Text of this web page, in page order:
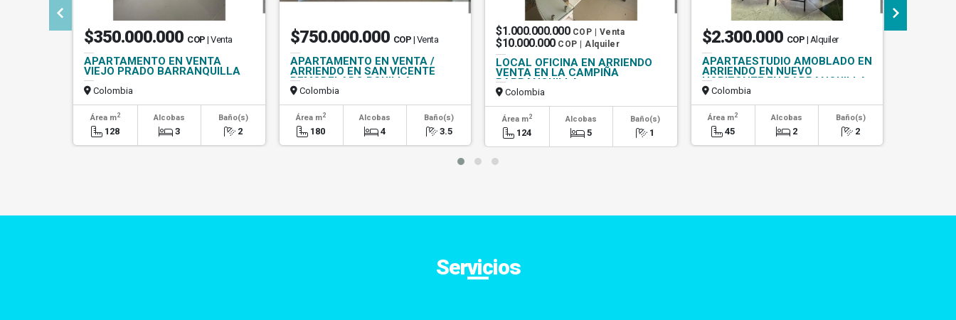
$350.000.000 COP | Venta
APARTAMENTO EN VENTA
VIEJO PRADO BARRANQUILLA
Colombia
Área m2
128
Alcobas
3
Baño(s)
2
$750.000.000 COP | Venta
APARTAMENTO EN VENTA /
ARRIENDO EN SAN VICENTE
REMODELADO BQUILLA
Colombia
Área m2
180
Alcobas
4
Baño(s)
3.5
$1.000.000.000 COP | Venta
$10.000.000 COP | Alquiler
LOCAL OFICINA EN ARRIENDO
VENTA EN LA CAMPIÑA
BARRANQUILLA
Colombia
Área m2
124
Alcobas
5
Baño(s)
1
$2.300.000 COP | Alquiler
APARTAESTUDIO AMOBLADO EN
ARRIENDO EN NUEVO
HORIZONTE EN BARRANQUILLA
Colombia
Área m2
45
Alcobas
2
Baño(s)
2
Servicios